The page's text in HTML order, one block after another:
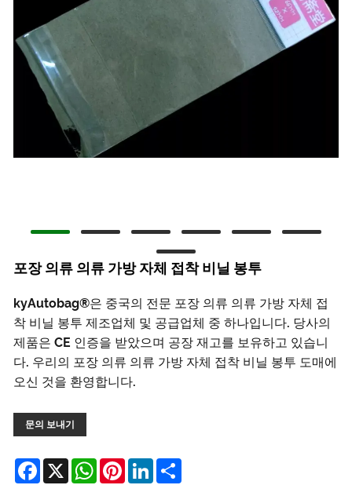
포장 의류 의류 가방 자체 접착 비닐 봉투
kyAutobag®은 중국의 전문 포장 의류 의류 가방 자체 접
착 비닐 봉투 제조업체 및 공급업체 중 하나입니다. 당사의
제품은 CE 인증을 받았으며 공장 재고를 보유하고 있습니
다. 우리의 포장 의류 의류 가방 자체 접착 비닐 봉투 도매에
오신 것을 환영합니다.
문의 보내기
Facebook
X WhatsApp
Pinterest
LinkedIn